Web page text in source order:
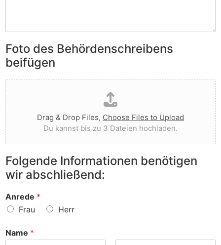
v
o
r
g
e
w
o
r
f
e
n
?
l
i
e
t
I
h
n
e
n
v
o
r
?
e
A
n
e
r
k
u
n
g
e
n
z
u
S
a
c
e
Foto des Behördenschreibens
beifügen
D
a
t
e
i
h
o
h
l
d
e
n
Drag & Drop Files, Choose Files to Upload
Du kannst bis zu 3 Dateien hochladen.
Folgende Informationen benötigen
wir abschließend:
Anrede *
Frau
Herr
Name *